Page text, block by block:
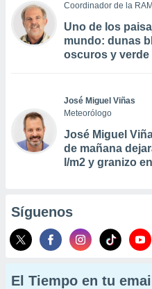
Coordinador de la RAM
Uno de los
mundo: dunas
oscuros y verde
José Miguel Viñas
Meteorólogo
José Miguel
de mañana
l/m2 y granizo
Síguenos
El Tiempo en tu email